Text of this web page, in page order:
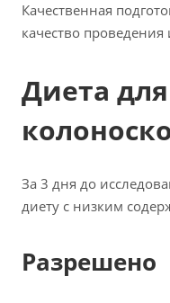
Качественная
качество проведения
Диета
За 3 дня до
диету с низким
Разрешено